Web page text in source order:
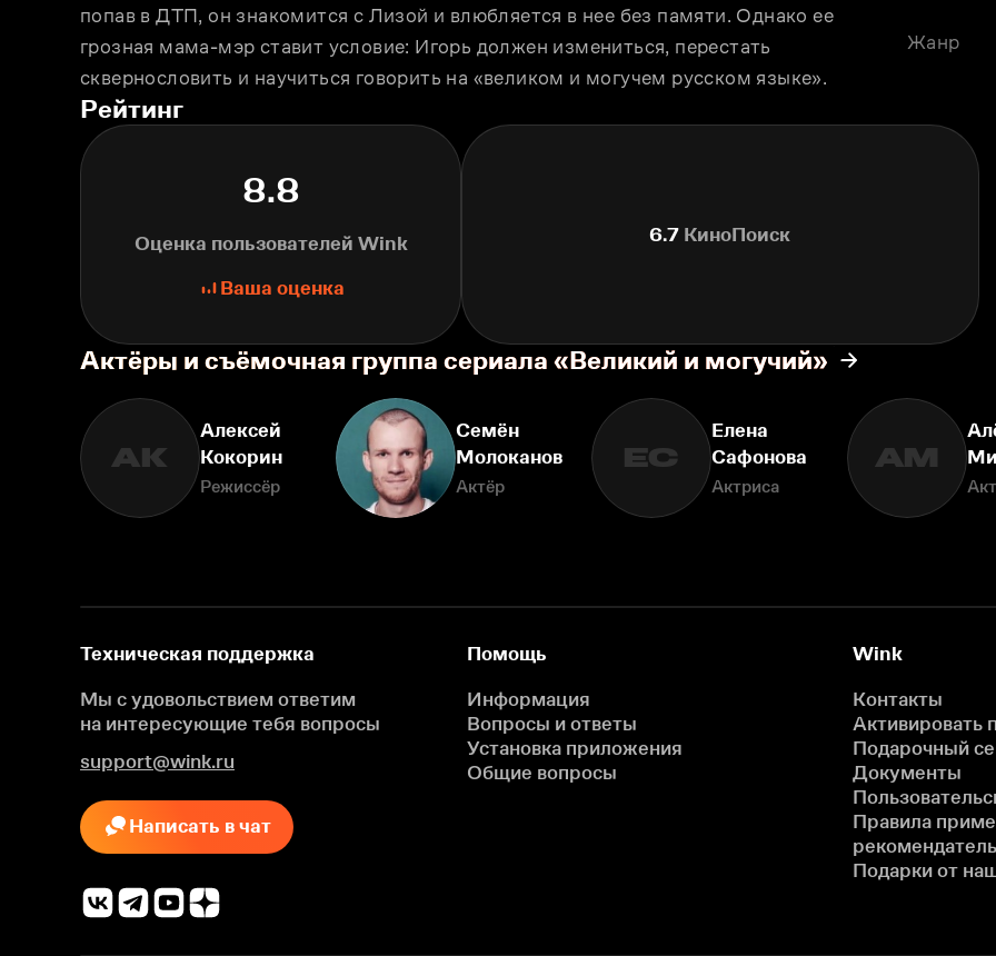
попав в ДТП, он знакомится с Лизой и влюбляется в нее без памяти. Однако ее
грозная мама-мэр ставит условие: Игорь должен измениться, перестать
сквернословить и научиться говорить на «великом и могучем русском языке».
Жанр
Рейтинг
8.8
Оценка пользователей Wink
Ваша оценка
6.7 КиноПоиск
Актёры и съёмочная группа сериала «Великий и могучий»
АК
Алексей
Кокорин
Режиссёр
Семён
Молоканов
Актёр
ЕС
Елена
Сафонова
Актриса
АМ
Техническая поддержка
Мы с удовольствием ответим
на интересующие тебя вопросы
support@wink.ru
Написать в чат
Помощь
Информация
Вопросы и ответы
Установка приложения
Общие вопросы
Wink
Контакты
Активировать
Подарочный
Документы
Правила
Подарки от